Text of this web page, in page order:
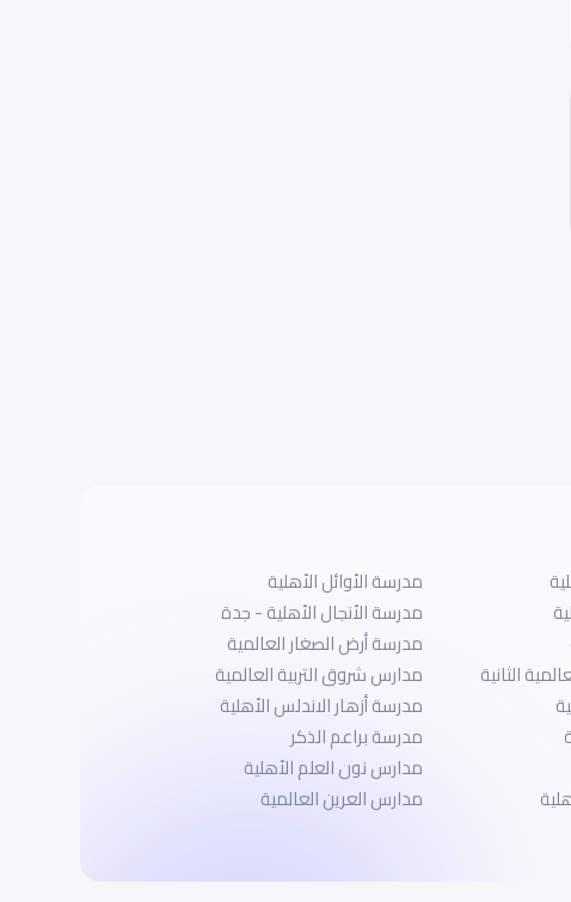
الثانية
مدرسة الأوائل الأهلية
مدرسة الأنجال الأهلية - جدة
مدرسة أرض الصغار العالمية
مدارس شروق التربية العالمية
مدرسة أزهار الاندلس الأهلية
مدرسة براعم الذكر
مدارس نون العلم الأهلية
مدارس العرين العالمية